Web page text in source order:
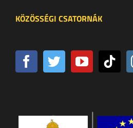
KÖZÖSSÉGI CSATORNÁK